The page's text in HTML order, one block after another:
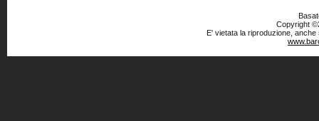
Copyright
E' vietata la riproduzione,